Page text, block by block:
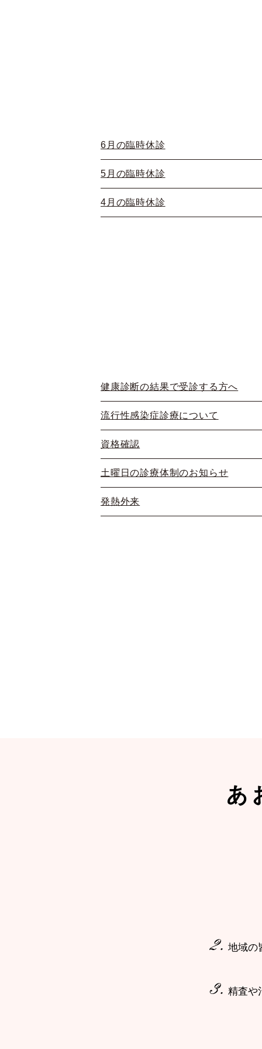
6月の臨時休診
5月の臨時休診
4月の臨時休診
健康診断の結果で受診する方へ
流行性感染症診療について
資格確認
土曜日の診療体制のお知らせ
発熱外来
あ
地域の
精査や